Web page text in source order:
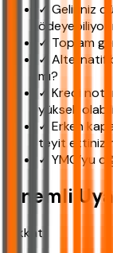
✓ Geliriniz
ödeyebiliyor
✓ Toplam
✓ Alternatif
mı?
✓ Kredi
yüksek
✓ Erken
teyit ettiniz
✓ YMO’yu
Önemli
Dikkat: